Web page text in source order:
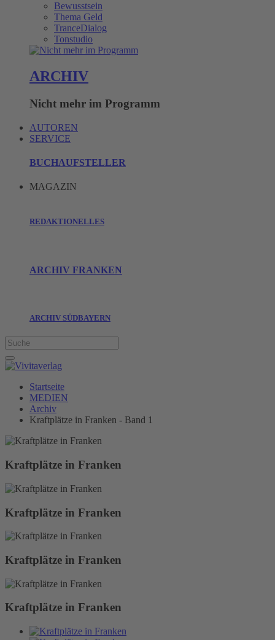
Bewusstsein
Thema Geld
TranceDialog
Tonstudio
ARCHIV
Nicht mehr im Programm
AUTOREN
SERVICE
BUCHAUFSTELLER
MAGAZIN
REDAKTIONELLES
ARCHIV FRANKEN
ARCHIV SÜDBAYERN
Startseite
MEDIEN
Archiv
Kraftplätze in Franken - Band 1
Kraftplätze in Franken
Kraftplätze in Franken
Kraftplätze in Franken
Kraftplätze in Franken